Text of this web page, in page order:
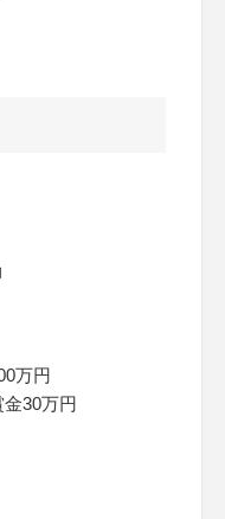
万円
30万円